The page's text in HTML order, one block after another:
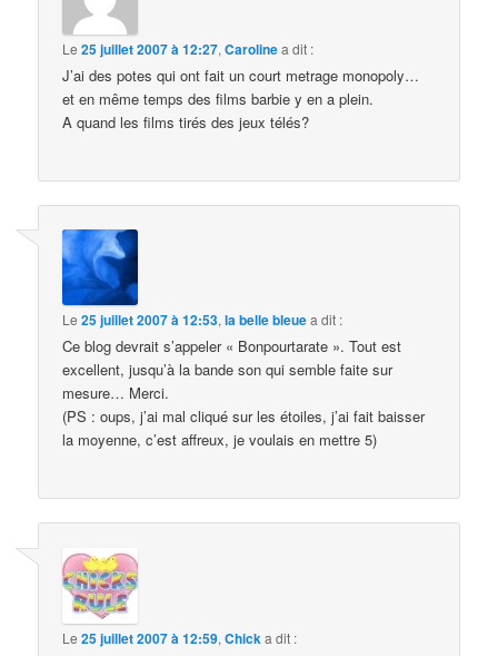
Le25 juillet 2007 à 12:27,Carolinea dit :
J’ai des potes qui ont fait un court metrage monopoly…
et en même temps des films barbie y en a plein.
A quand les films tirés des jeux télés?
Le25 juillet 2007 à 12:53,la belle bleuea dit :
Ce blog devrait s’appeler « Bonpourtarate ». Tout est
excellent, jusqu’à la bande son qui semble faite sur
mesure… Merci.
(PS : oups, j’ai mal cliqué sur les étoiles, j’ai fait baisser
la moyenne, c’est affreux, je voulais en mettre 5)
Le25 juillet 2007 à 12:59,Chick a dit :